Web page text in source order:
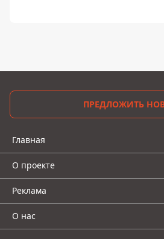
ПРЕДЛОЖИТЬ
Главная
О проекте
Реклама
О нас